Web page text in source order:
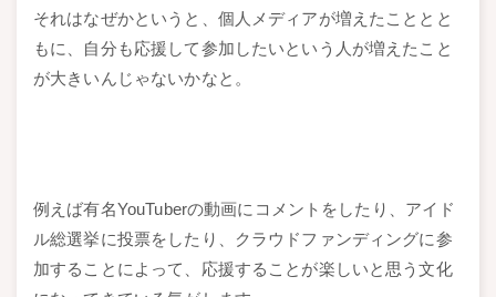
それはなぜかというと、個人メディアが増えたこととと
もに、自分も応援して参加したいという人が増えたこと
が大きいんじゃないかなと。
例えば有名YouTuberの動画にコメントをしたり、アイド
ル総選挙に投票をしたり、クラウドファンディングに参
加することによって、応援することが楽しいと思う文化